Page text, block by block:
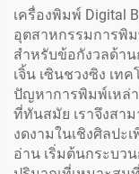
เครื่องพิมพ์ Digital
อุตสาหกรรมการพิ
สำหรับข้อกังวลด้า
เจิ้น เซินชวงซิง เท
ปัญหาการพิมพ์เหล่
ที่ทันสมัย เราจึงสา
งดงามในเชิงศิลปะ
อ่าน เริ่มต้นกระบ